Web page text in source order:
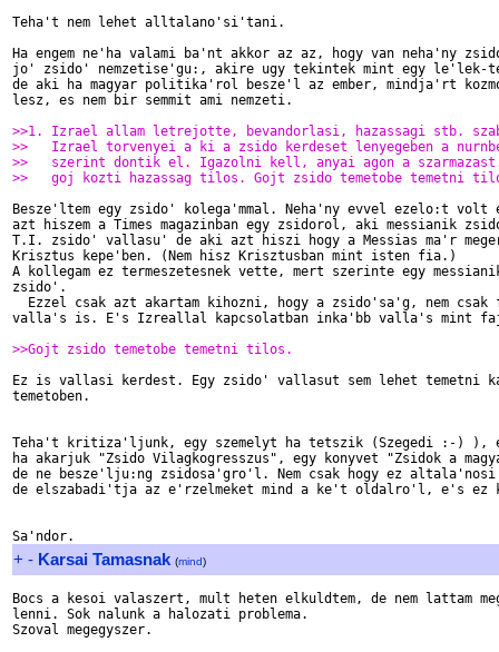
Teha't nem lehet alltalano'si'tani.
Ha engem ne'ha valami ba'nt akkor az az, hogy van neha'ny
jo' zsido' nemzetise'gu:, akire ugy tekintek mint egy le'lek-
de aki ha magyar politika'rol besze'l az ember, mindja'rt
lesz, es nem bir semmit ami nemzeti.
>>1. Izrael allam letrejotte, bevandorlasi, hazassagi stb.
>>   Izrael torvenyei a ki a zsido kerdeset lenyegeben a
>>   szerint dontik el. Igazolni kell, anyai agon a
>>   goj kozti hazassag tilos. Gojt zsido temetobe temetni
Besze'ltem egy zsido' kolega'mmal. Neha'ny evvel ezelo:t volt
azt hiszem a Times magazinban egy zsidorol, aki messianik
T.I. zsido' vallasu' de aki azt hiszi hogy a Messias ma'r
Krisztus kepe'ben. (Nem hisz Krisztusban mint isten fia.)
A kollegam ez termeszetesnek vette, mert szerinte egy
zsido'.
Ezzel csak azt akartam kihozni, hogy a zsido'sa'g, nem csak
valla's is. E's Izreallal kapcsolatban inka'bb valla's mint
>>Gojt zsido temetobe temetni tilos.
Ez is vallasi kerdest. Egy zsido' vallasut sem lehet temetni
temetoben.
Teha't kritiza'ljunk, egy szemelyt ha tetszik (Szegedi :-) ),
ha akarjuk "Zsido Vilagkogresszus", egy konyvet "Zsidok a
de ne besze'lju:ng zsidosa'gro'l. Nem csak hogy ez
de elszabadi'tja az e'rzelmeket mind a ke't oldalro'l, e's ez
+ - Karsai Tamasnak (mind)
Bocs a kesoi valaszert, mult heten elkuldtem, de nem lattam
lenni. Sok nalunk a halozati problema.
Szoval megegyszer.